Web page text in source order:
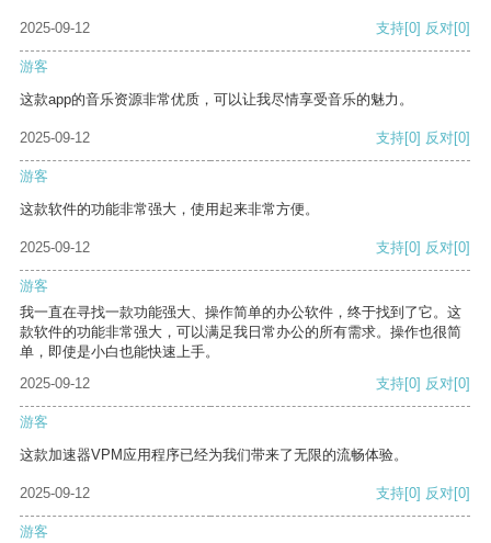
2025-09-12 支持[0] 反对[0]
游客
这款app的音乐资源非常优质，可以让我尽情享受音乐的魅力。
2025-09-12 支持[0] 反对[0]
游客
这款软件的功能非常强大，使用起来非常方便。
2025-09-12 支持[0] 反对[0]
游客
我一直在寻找一款功能强大、操作简单的办公软件，终于找到了它。这
款软件的功能非常强大，可以满足我日常办公的所有需求。操作也很简
单，即使是小白也能快速上手。
2025-09-12
支持[0] 反对[0]
游客
这款加速器VPM应用程序已经为我们带来了无限的流畅体验。
2025-09-12 支持[0] 反对[0]
游客